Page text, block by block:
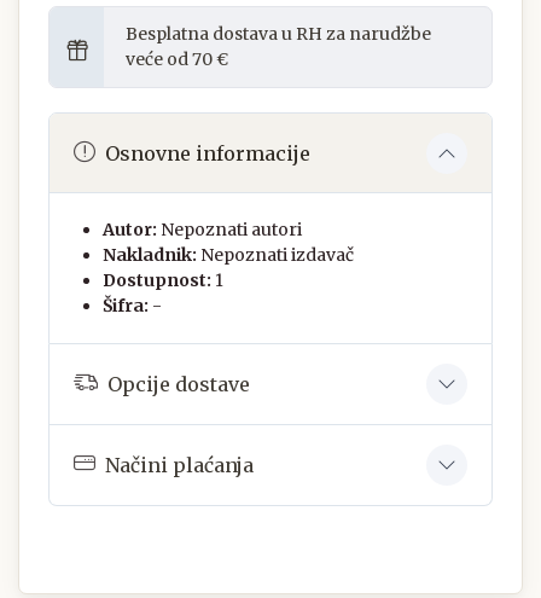
Besplatna dostava u RH za narudžbe
veće od 70 €
Osnovne informacije
Autor: Nepoznati autori
Nakladnik: Nepoznati izdavač
Dostupnost: 1
Šifra: -
Opcije dostave
Načini plaćanja